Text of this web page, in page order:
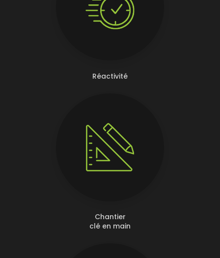
Réactivité
Chantier
clé en main